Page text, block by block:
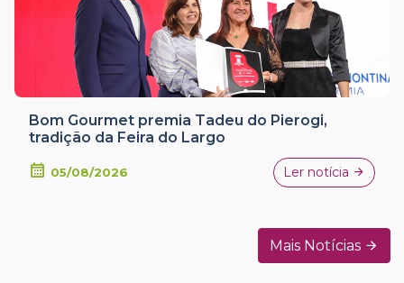
Bom Gourmet premia Tadeu do Pierogi,
tradição da Feira do Largo
05/08/2026 Ler notícia
Mais Notícias